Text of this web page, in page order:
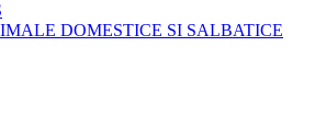
DOMESTICE SI SALBATICE